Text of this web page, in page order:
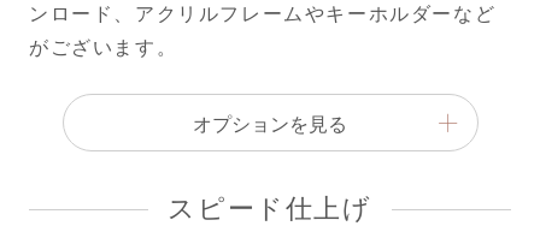
ンロード、アクリルフレームやキーホルダーなど
がございます。
オプションを見る
スピード仕上げ